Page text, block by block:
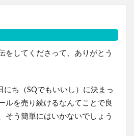
してくださって、ありがとう
にち（SQでもいいし）に決まっ
ルを売り続けるなんてことで良
そう簡単にはいかないでしょう